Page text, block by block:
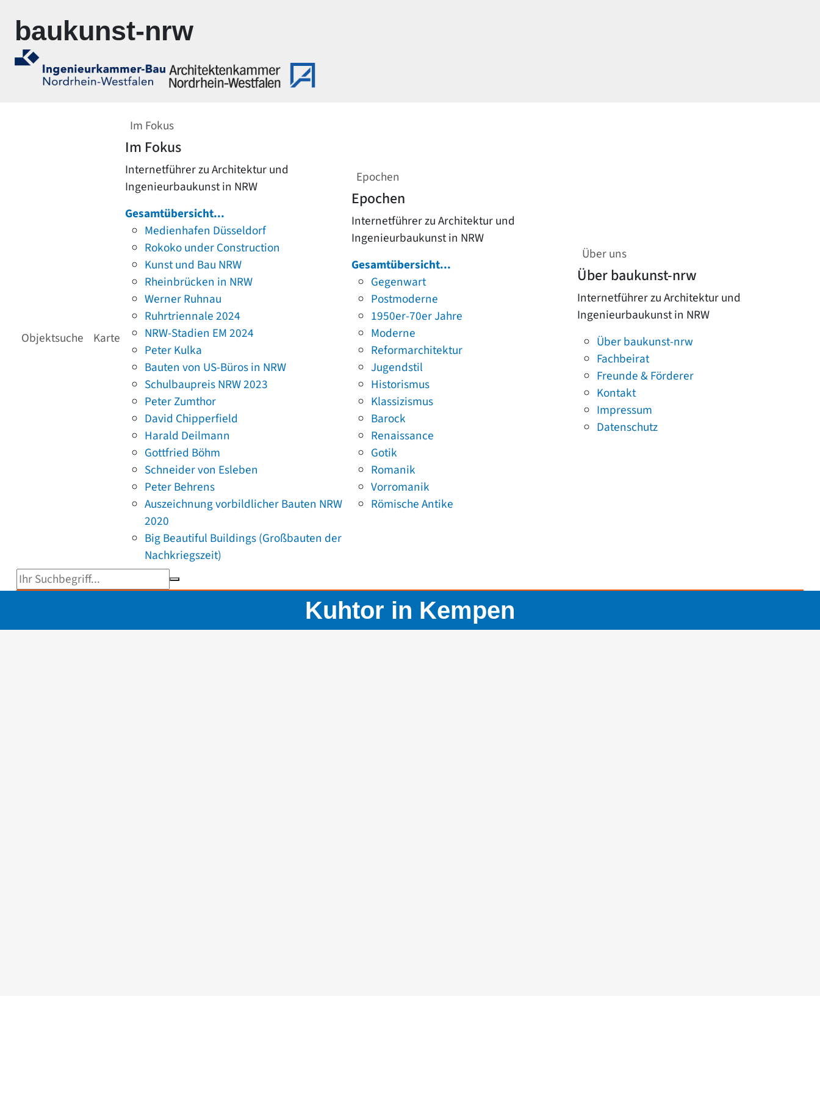
baukunst-nrw
Objektsuche Karte
Im Fokus
Im Fokus
Internetführer zu Architektur und
Ingenieurbaukunst in NRW
Gesamtübersicht...
Medienhafen Düsseldorf
Rokoko under Construction
Kunst und Bau NRW
Rheinbrücken in NRW
Werner Ruhnau
Ruhrtriennale 2024
NRW-Stadien EM 2024
Peter Kulka
Bauten von US-Büros in NRW
Schulbaupreis NRW 2023
Peter Zumthor
David Chipperfield
Harald Deilmann
Gottfried Böhm
Schneider von Esleben
Peter Behrens
Auszeichnung vorbildlicher Bauten NRW
2020
Big Beautiful Buildings (Großbauten der
Nachkriegszeit)
Epochen
Epochen
Internetführer zu Architektur und
Ingenieurbaukunst in NRW
Gesamtübersicht...
Gegenwart
Postmoderne
1950er-70er Jahre
Moderne
Reformarchitektur
Jugendstil
Historismus
Klassizismus
Barock
Renaissance
Gotik
Romanik
Vorromanik
Römische Antike
Über uns
Über baukunst-nrw
Internetführer zu Architektur und
Ingenieurbaukunst in NRW
Über baukunst-nrw
Fachbeirat
Freunde & Förderer
Kontakt
Impressum
Datenschutz
Suchbegriff eingeben
Kuhtor in Kempen